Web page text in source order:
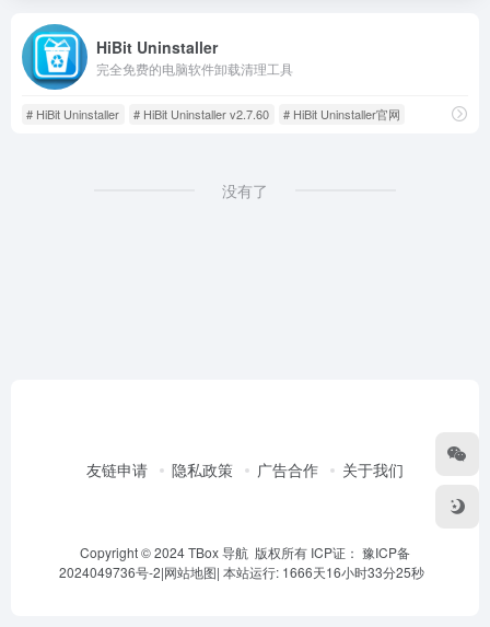
HiBit Uninstaller
完全免费的电脑软件卸载清理工具
# HiBit Uninstaller # HiBit Uninstaller v2.7.60 # HiBit Uninstaller官网
没有了
友链申请 隐私政策 广告合作 关于我们
Copyright © 2024 TBox 导航 版权所有 ICP证： 豫ICP备
2024049736号-2|网站地图| 本站运行: 1666天16小时33分25秒